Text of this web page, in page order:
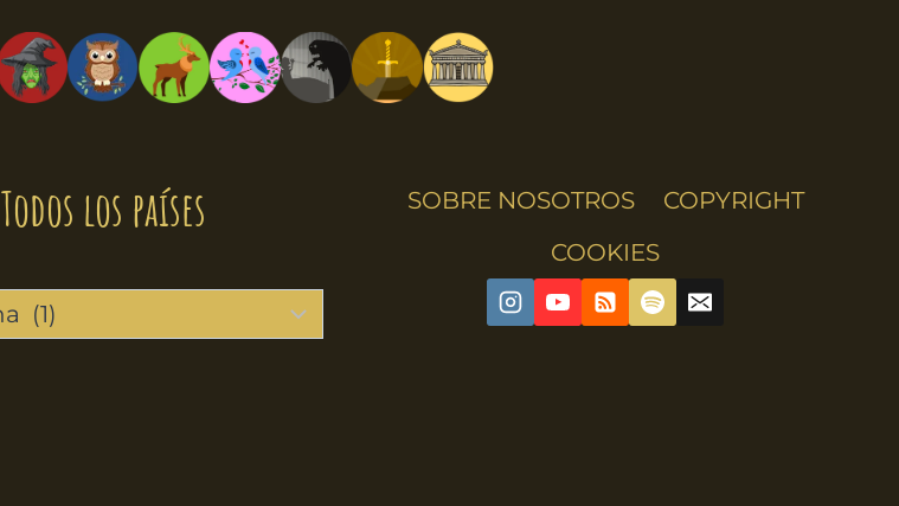
Todos los países SOBRE NOSOTROS
COPYRIGHT
COOKIES